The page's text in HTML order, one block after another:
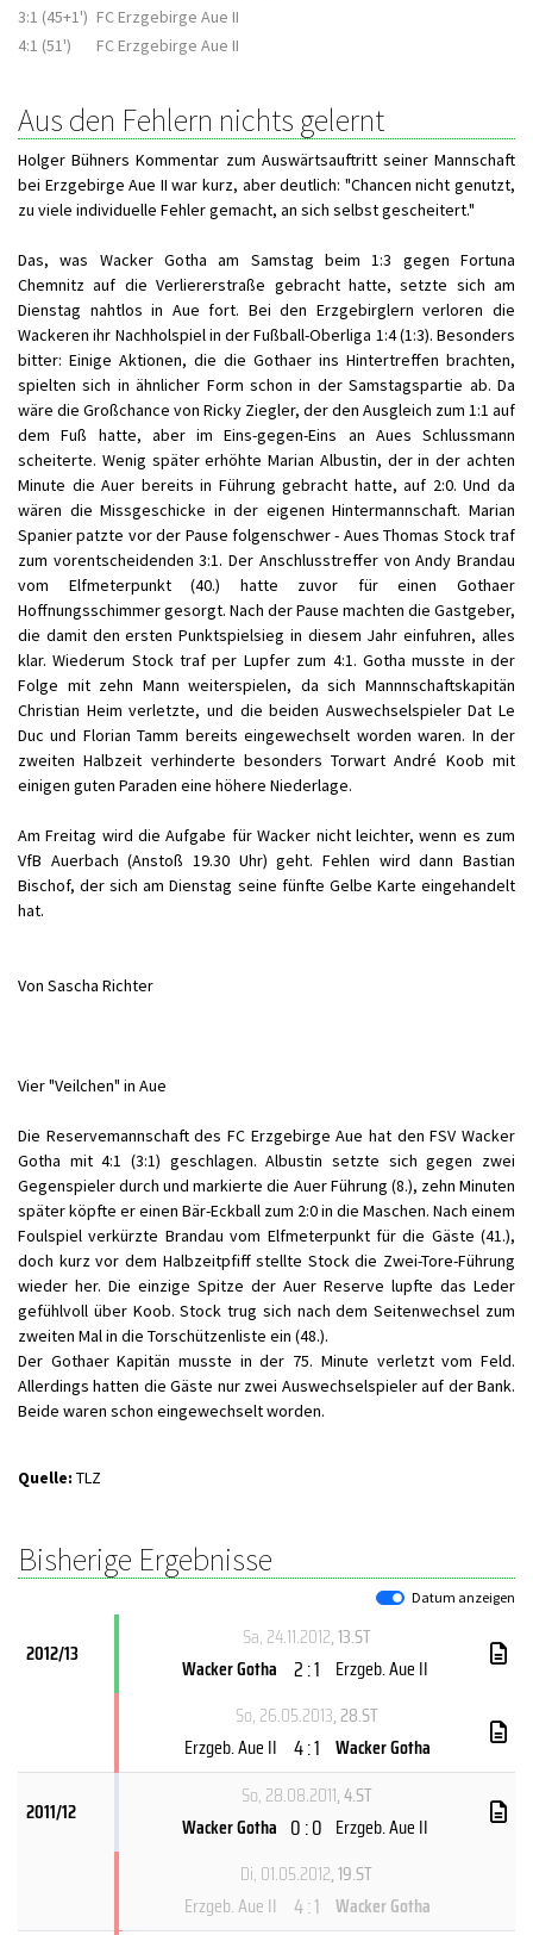
3:1 (45+1') FC Erzgebirge Aue II
4:1 (51')
FC Erzgebirge Aue II
Aus den Fehlern nichts gelernt
Holger Bühners Kommentar zum Auswärtsauftritt seiner Mannschaft
bei Erzgebirge Aue II war kurz, aber deutlich: "Chancen nicht genutzt,
zu viele individuelle Fehler gemacht, an sich selbst gescheitert."
Das, was Wacker Gotha am Samstag beim 1:3 gegen Fortuna
Chemnitz auf die Verliererstraße gebracht hatte, setzte sich am
Dienstag nahtlos in Aue fort. Bei den Erzgebirglern verloren die
Wackeren ihr Nachholspiel in der Fußball-Oberliga 1:4 (1:3). Besonders
bitter: Einige Aktionen, die die Gothaer ins Hintertreffen brachten,
spielten sich in ähnlicher Form schon in der Samstagspartie ab. Da
wäre die Großchance von Ricky Ziegler, der den Ausgleich zum 1:1 auf
dem Fuß hatte, aber im Eins-gegen-Eins an Aues Schlussmann
scheiterte. Wenig später erhöhte Marian Albustin, der in der achten
Minute die Auer bereits in Führung gebracht hatte, auf 2:0. Und da
wären die Missgeschicke in der eigenen Hintermannschaft. Marian
Spanier patzte vor der Pause folgenschwer - Aues Thomas Stock traf
zum vorentscheidenden 3:1. Der Anschlusstreffer von Andy Brandau
vom Elfmeterpunkt (40.) hatte zuvor für einen Gothaer
Hoffnungsschimmer gesorgt. Nach der Pause machten die Gastgeber,
die damit den ersten Punktspielsieg in diesem Jahr einfuhren, alles
klar. Wiederum Stock traf per Lupfer zum 4:1. Gotha musste in der
Folge mit zehn Mann weiterspielen, da sich Mannnschaftskapitän
Christian Heim verletzte, und die beiden Auswechselspieler Dat Le
Duc und Florian Tamm bereits eingewechselt worden waren. In der
zweiten Halbzeit verhinderte besonders Torwart André Koob mit
einigen guten Paraden eine höhere Niederlage.
Am Freitag wird die Aufgabe für Wacker nicht leichter, wenn es zum
VfB Auerbach (Anstoß 19.30 Uhr) geht. Fehlen wird dann Bastian
Bischof, der sich am Dienstag seine fünfte Gelbe Karte eingehandelt
hat.
Von Sascha Richter
Vier "Veilchen" in Aue
Die Reservemannschaft des FC Erzgebirge Aue hat den FSV Wacker
Gotha mit 4:1 (3:1) geschlagen. Albustin setzte sich gegen zwei
Gegenspieler durch und markierte die Auer Führung (8.), zehn Minuten
später köpfte er einen Bär-Eckball zum 2:0 in die Maschen. Nach einem
Foulspiel verkürzte Brandau vom Elfmeterpunkt für die Gäste (41.),
doch kurz vor dem Halbzeitpfiff stellte Stock die Zwei-Tore-Führung
wieder her. Die einzige Spitze der Auer Reserve lupfte das Leder
gefühlvoll über Koob. Stock trug sich nach dem Seitenwechsel zum
zweiten Mal in die Torschützenliste ein (48.).
Der Gothaer Kapitän musste in der 75. Minute verletzt vom Feld.
Allerdings hatten die Gäste nur zwei Auswechselspieler auf der Bank.
Beide waren schon eingewechselt worden.
Quelle: TLZ
Bisherige Ergebnisse
Datum anzeigen
2012/13
Sa, 24.11.2012, 13.ST
Wacker Gotha 2 : 1 Erzgeb. Aue II
So, 26.05.2013, 28.ST
Erzgeb. Aue II 4 : 1 Wacker Gotha
2011/12
So, 28.08.2011, 4.ST
Wacker Gotha 0 : 0 Erzgeb. Aue II
Di, 01.05.2012, 19.ST
Erzgeb. Aue II 4 : 1 Wacker Gotha